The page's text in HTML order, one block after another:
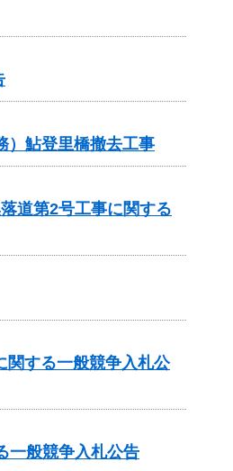
）鮎登里橋撤去工事
道第2号工事に関する
する一般競争入札公
一般競争入札公告